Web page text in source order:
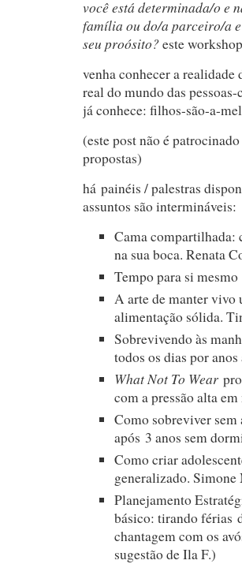
você está determinada/o e
família ou do/a parceiro/a
seu proósito?este
venha conhecer a realidade
real do mundo das
já conhece: filhos-são-a-
(este post não é
propostas)
há painéis / palestras
assuntos são intermináveis:
Cama compartilhada:
na sua boca. Renata
Tempo para si
A arte de manter vivo
alimentação sólida.
Sobrevivendo às
todos os dias por
What Not To Wear
com a pressão alta
Como sobreviver sem
após 3 anos sem
Como criar
generalizado. Simone
Planejamento
básico: tirando férias
chantagem com os
sugestão de Ila F.)